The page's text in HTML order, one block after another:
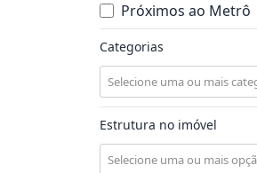
Próximos ao Metrô
Categorias
Estrutura no imóvel